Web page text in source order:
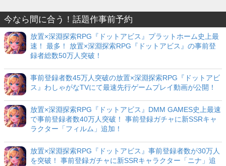
今なら間に合う！話題作事前予約
放置×深淵探索RPG『ドットアビス』プラットホーム史上最
速！ 最多！ 放置×深淵探索RPG『ドットアビス』の事前登
録者総数50万人突破！
事前登録者数45万人突破の放置×深淵探索RPG『ドットアビ
ス』わしゃがなTVにて最速先行ゲームプレイ動画が公開！
放置×深淵探索RPG『ドットアビス』DMM GAMES史上最速
で事前登録者数40万人突破！ 事前登録ガチャに新SSRキャ
ラクター「フィルム」追加！
放置×深淵探索RPG『ドットアビス』事前登録者数が30万人
を突破！ 事前登録ガチャに新SSRキャラクター「ニナ」追